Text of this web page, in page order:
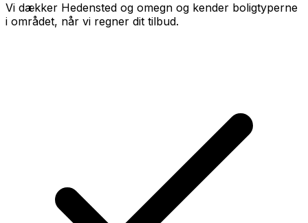
Vi dækker Hedensted og omegn og kender boligtyperne
i området, når vi regner dit tilbud.